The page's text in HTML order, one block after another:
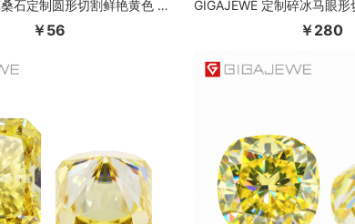
GIGAJEWE 莫桑石定制圆形切割鲜艳黄色 VVS1 天然生长裸钻测试通过宝石首饰制作
￥56 ￥280